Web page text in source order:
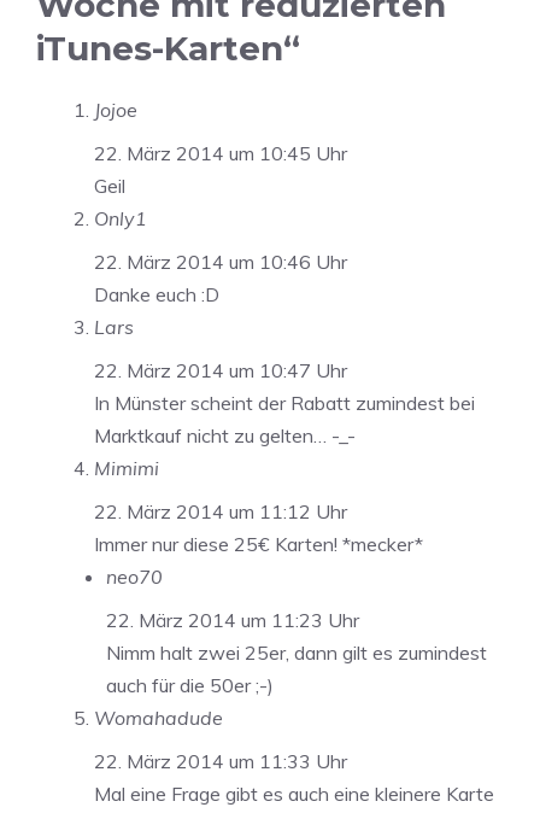
iTunes-Karten“
Jojoe
22. März 2014 um 10:45 Uhr
Geil
Only1
22. März 2014 um 10:46 Uhr
Danke euch :D
Lars
22. März 2014 um 10:47 Uhr
In Münster scheint der Rabatt zumindest bei
Marktkauf nicht zu gelten… -_-
Mimimi
22. März 2014 um 11:12 Uhr
Immer nur diese 25€ Karten! *mecker*
neo70
22. März 2014 um 11:23 Uhr
Nimm halt zwei 25er, dann gilt es zumindest
auch für die 50er ;-)
Womahadude
22. März 2014 um 11:33 Uhr
Mal eine Frage gibt es auch eine kleinere Karte